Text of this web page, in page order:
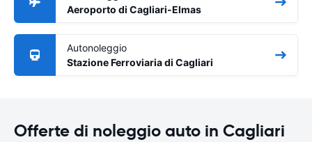
Aeroporto di Cagliari-Elmas
Autonoleggio
Stazione Ferroviaria di Cagliari
Offerte di noleggio auto in Cagliari